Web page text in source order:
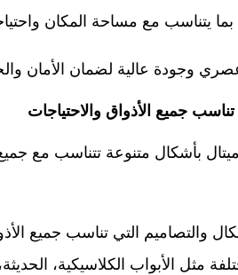
يتناسب مع مساحة المكان
عصري وجودة عالية لضمان الأمان
جميع الأذواق والاحتياجات
بأشكال متنوعة تتناسب مع
والتصاميم التي تناسب جميع
مثل الأبواب الكلاسيكية،